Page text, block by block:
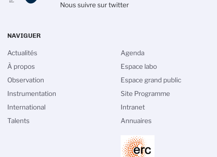
Nous suivre sur twitter
NAVIGUER
Actualités
À propos
Observation
Instrumentation
International
Talents
Agenda
Espace labo
Espace grand public
Site Programme
Intranet
Annuaires